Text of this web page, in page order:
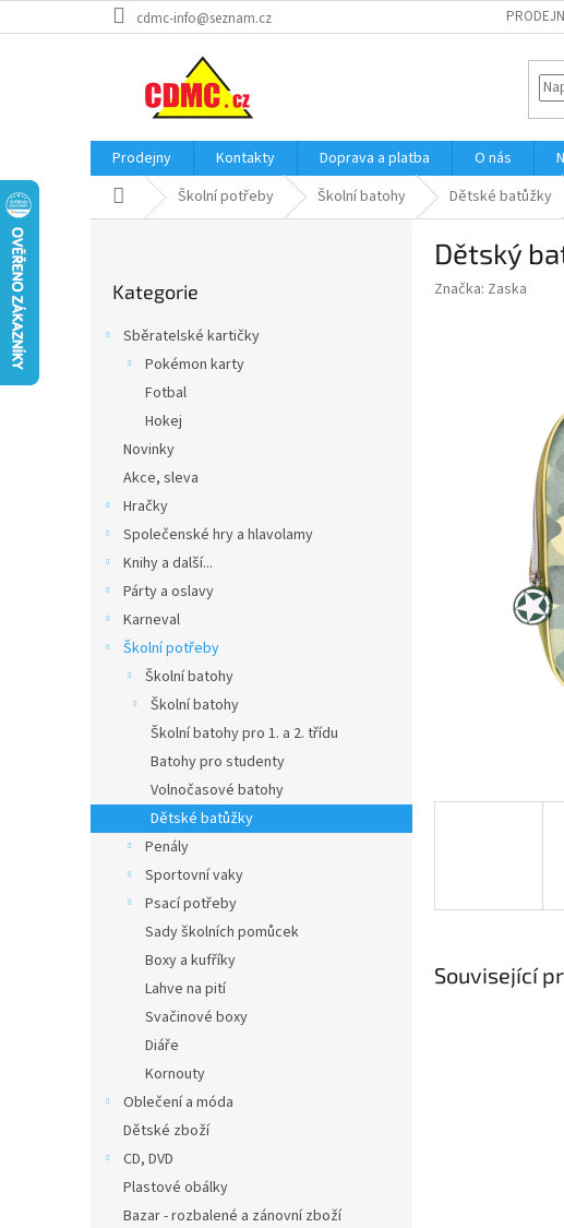
na
cdmc-info@seznam.cz
Prodejny Kontakty Doprava a platba O nás
Domů Školní potřeby Školní batohy Dětské batůžky
kategorie
Kategorie
Sběratelské kartičky
Pokémon karty
Fotbal
Hokej
Novinky
Akce, sleva
Hračky
Společenské hry a hlavolamy
Knihy a další...
Párty a oslavy
Karneval
Školní potřeby
Školní batohy
Školní batohy
Školní batohy pro 1. a 2. třídu
Batohy pro studenty
Volnočasové batohy
Dětské batůžky
Penály
Sportovní vaky
Psací potřeby
Sady školních pomůcek
Boxy a kufříky
Lahve na pití
Svačinové boxy
Diáře
Kornouty
Oblečení a móda
Dětské zboží
CD, DVD
Plastové obálky
Bazar - rozbalené a zánovní zboží
Dětský
Značka: Zaska
Související